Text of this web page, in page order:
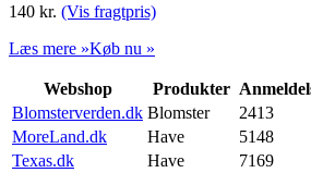
140 kr. (Vis fragtpris)
Læs mere »Køb nu »
Webshop Produkter
Blomsterverden.dk Blomster 2413
MoreLand.dk
Have 5148
Texas.dk
Have 7169